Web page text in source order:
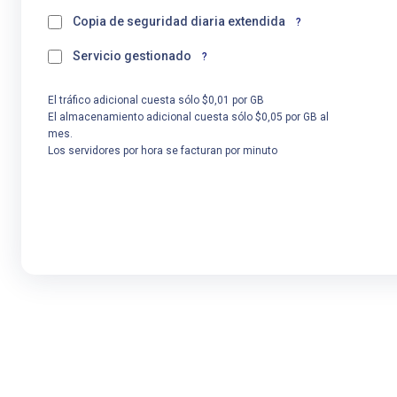
Copia de seguridad diaria extendida ?
Servicio gestionado ?
El tráfico adicional cuesta sólo $0,01 por GB
El almacenamiento adicional cuesta sólo $0,05 por GB al
mes.
Los servidores por hora se facturan por minuto